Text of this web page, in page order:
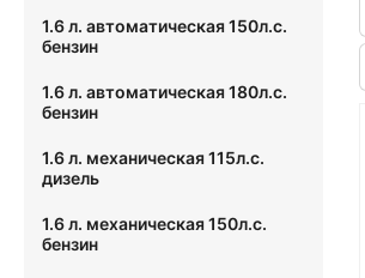
1.6 л. автоматическая 150л.с.
бензин
1.6 л. автоматическая 180л.с.
бензин
1.6 л. механическая 115л.с.
дизель
1.6 л. механическая 150л.с.
бензин